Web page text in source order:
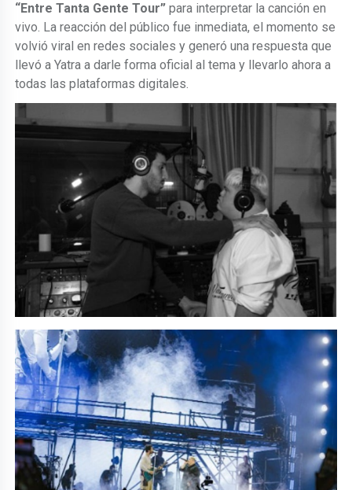
“Entre Tanta Gente Tour” para interpretar la canción en
vivo. La reacción del público fue inmediata, el momento se
volvió viral en redes sociales y generó una respuesta que
llevó a Yatra a darle forma oficial al tema y llevarlo ahora a
todas las plataformas digitales.